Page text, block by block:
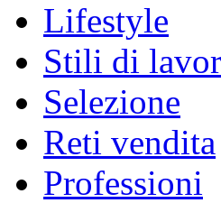
Lifestyle
Stili di
Selezione
Reti vendita
Professioni